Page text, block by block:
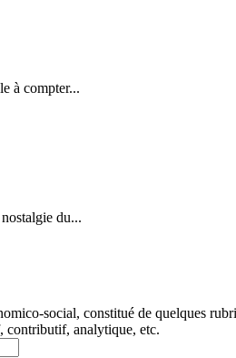
à compter...
du...
social, constitué de quelques
contributif, analytique, etc.